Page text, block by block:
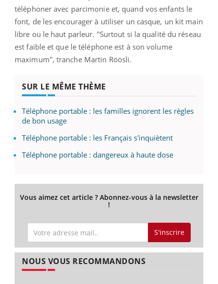
téléphoner avec parcimonie et, quand vos enfants le
font, de les encourager à utiliser un casque, un kit main
libre ou le haut parleur. "Surtout si la qualité du réseau
est faible et que le téléphone est à son volume
maximum", tranche Martin Röösli.
SUR LE MÊME THÈME
Téléphone portable : les familles ignorent les règles
de bon usage
Téléphone portable : les Français s'inquiètent
Téléphone portable : dangereux à haute dose
Vous aimez cet article ? Abonnez-vous à la newsletter
!
S'inscrire
NOUS VOUS RECOMMANDONS